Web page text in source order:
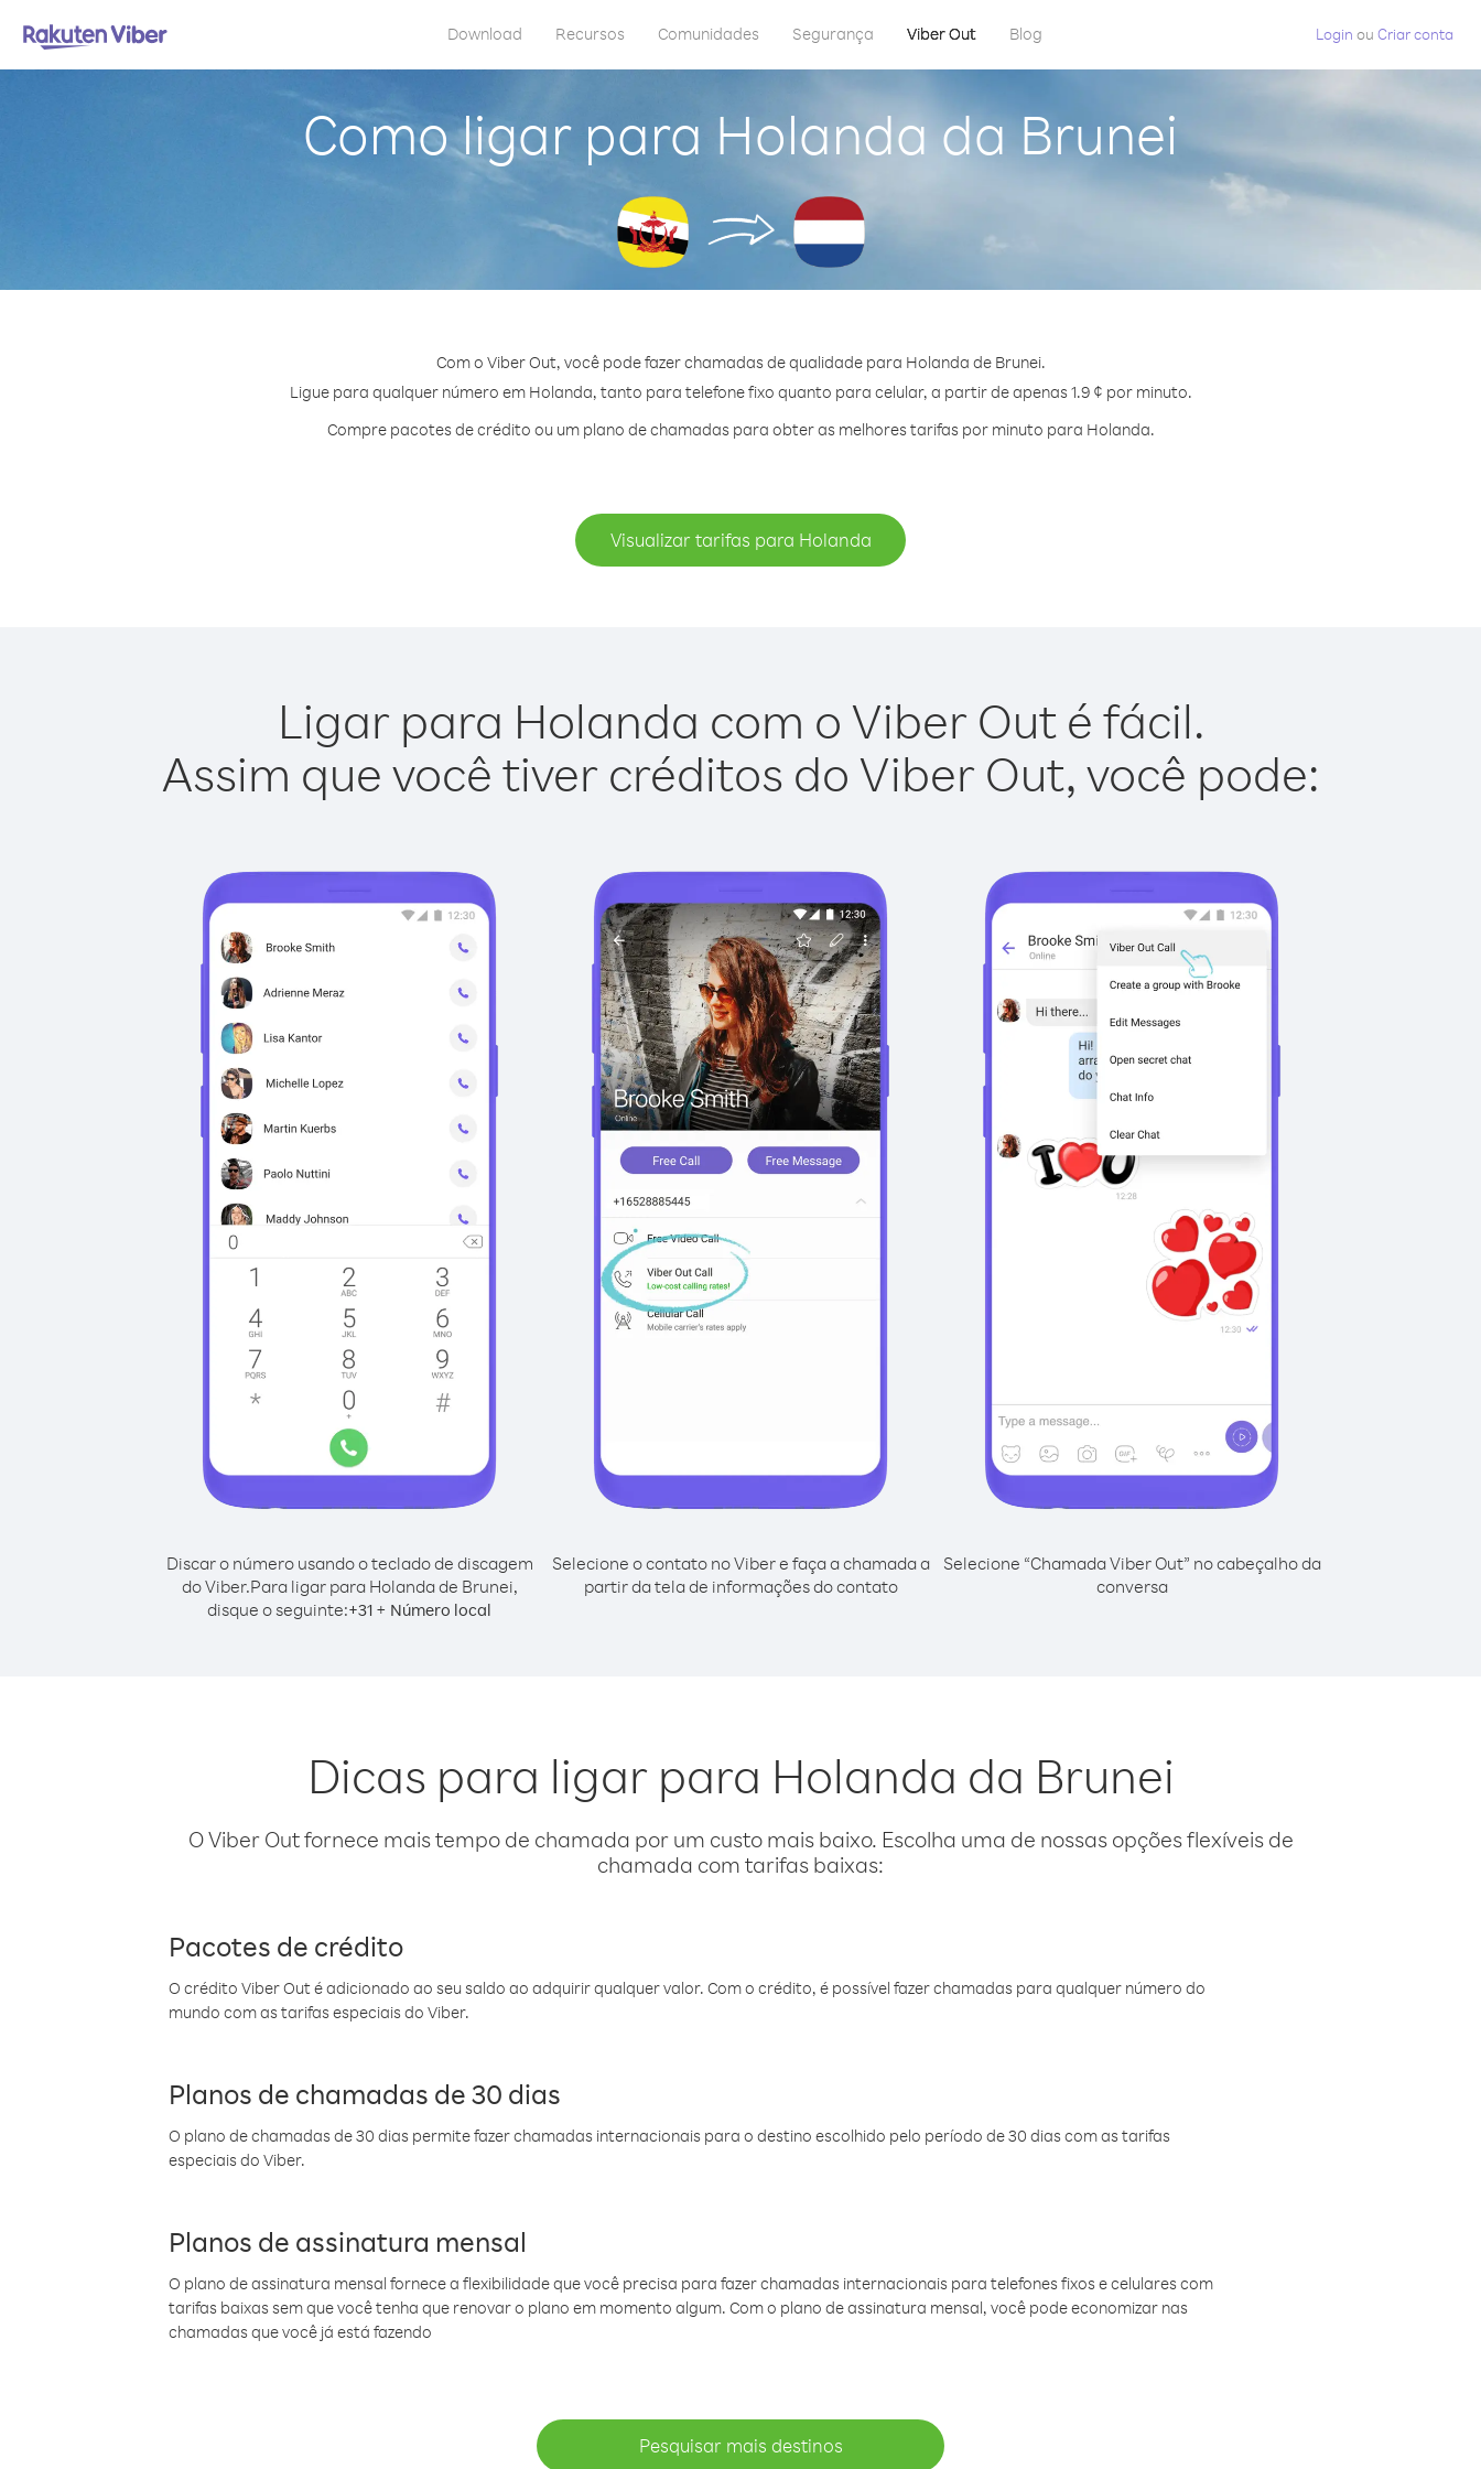
Download Recursos Comunidades Segurança Viber Out Blog Login ou Criar conta
Como ligar para Holanda da Brunei
Com o Viber Out, você pode fazer chamadas de qualidade para Holanda de Brunei.
Ligue para qualquer número em Holanda, tanto para telefone fixo quanto para celular, a partir de apenas 1.9 ¢ por minuto.
Compre pacotes de crédito ou um plano de chamadas para obter as melhores tarifas por minuto para Holanda.
Visualizar tarifas para Holanda
Ligar para Holanda com o Viber Out é fácil.
Assim que você tiver créditos do Viber Out, você pode:
Discar o número usando o teclado de discagem
do Viber.Para ligar para Holanda de Brunei,
disque o seguinte:+31 + Número local
Selecione o contato no Viber e faça a chamada a
partir da tela de informações do contato
Selecione “Chamada Viber Out” no cabeçalho da
conversa
Dicas para ligar para Holanda da Brunei
O Viber Out fornece mais tempo de chamada por um custo mais baixo. Escolha uma de nossas opções flexíveis de
chamada com tarifas baixas:
Pacotes de crédito
O crédito Viber Out é adicionado ao seu saldo ao adquirir qualquer valor. Com o crédito, é possível fazer chamadas para qualquer número do
mundo com as tarifas especiais do Viber.
Planos de chamadas de 30 dias
O plano de chamadas de 30 dias permite fazer chamadas internacionais para o destino escolhido pelo período de 30 dias com as tarifas
especiais do Viber.
Planos de assinatura mensal
O plano de assinatura mensal fornece a flexibilidade que você precisa para fazer chamadas internacionais para telefones fixos e celulares com
tarifas baixas sem que você tenha que renovar o plano em momento algum. Com o plano de assinatura mensal, você pode economizar nas
chamadas que você já está fazendo
Pesquisar mais destinos